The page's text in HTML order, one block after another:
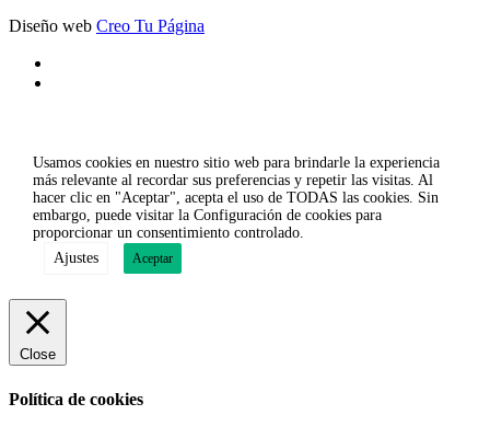
Diseño web Creo Tu Página
Usamos cookies en nuestro sitio web para brindarle la experiencia
más relevante al recordar sus preferencias y repetir las visitas. Al
hacer clic en "Aceptar", acepta el uso de TODAS las cookies. Sin
embargo, puede visitar la Configuración de cookies para
proporcionar un consentimiento controlado.
Ajustes
Aceptar
Close
Política de cookies